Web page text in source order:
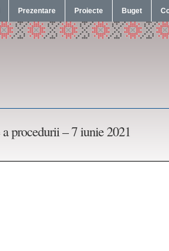
Prezentare Proiecte Buget
procedurii – 7 iunie 2021